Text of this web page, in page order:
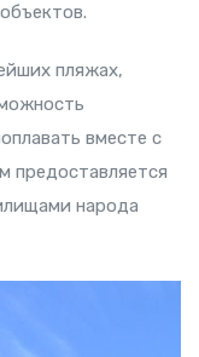
пляжах,
вместе с
предоставляется
народа